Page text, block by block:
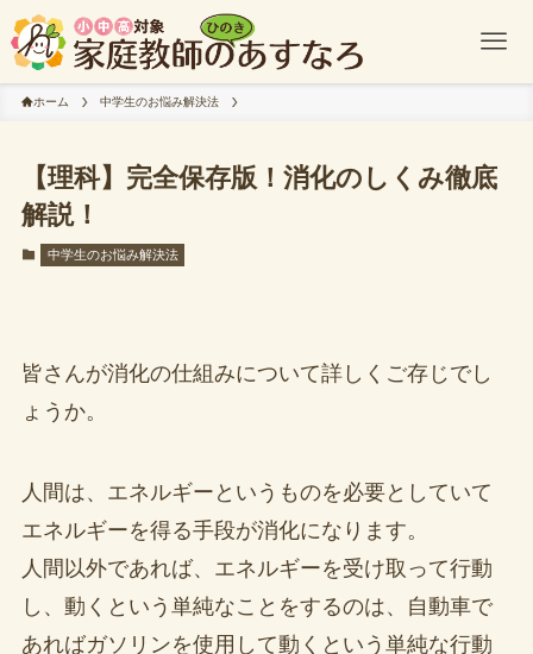
ホーム 中学生のお悩み解決法
【理科】完全保存版！消化のしくみ徹底
解説！
中学生のお悩み解決法
皆さんが消化の仕組みについて詳しくご存じでし
ょうか。
人間は、エネルギーというものを必要としていて
エネルギーを得る手段が消化になります。
人間以外であれば、エネルギーを受け取って行動
し、動くという単純なことをするのは、自動車で
あればガソリンを使用して動くという単純な行動